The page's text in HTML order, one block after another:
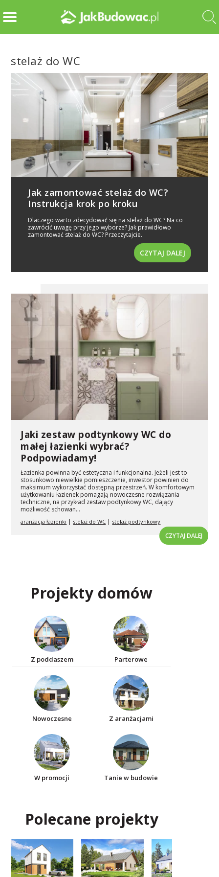
stelaż do WC
Jak zamontować stelaż do WC?
Instrukcja krok po kroku
Dlaczego warto zdecydować się na stelaż do WC? Na co
zawrócić uwagę przy jego wyborze? Jak prawidłowo
zamontować stelaż do WC? Przeczytajcie.
CZYTAJ DALEJ
Jaki zestaw podtynkowy WC do
małej łazienki wybrać?
Podpowiadamy!
Łazienka powinna być estetyczna i funkcjonalna. Jeżeli jest to
stosunkowo niewielkie pomieszczenie, inwestor powinien do
maksimum wykorzystać dostępną przestrzeń. W komfortowym
użytkowaniu łazienek pomagają nowoczesne rozwiązania
techniczne, na przykład zestaw podtynkowy WC, dający
możliwość schowan...
aranżacja łazienki stelaż do WC stelaż podtynkowy
CZYTAJ DALEJ
Projekty domów
Z poddaszem Parterowe
Nowoczesne Z aranżacjami
W promocji Tanie w budowie
Polecane projekty